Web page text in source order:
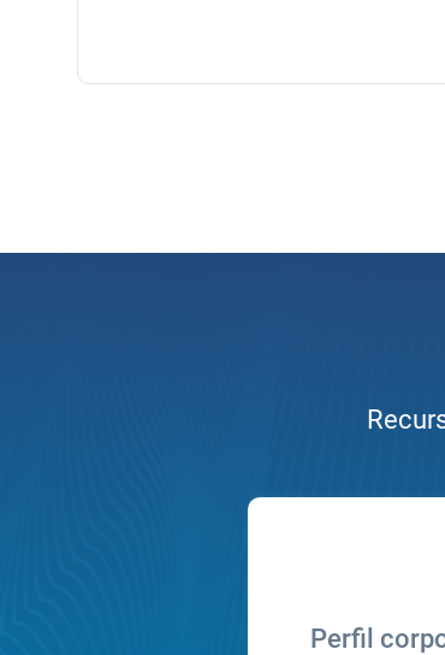
Perfil